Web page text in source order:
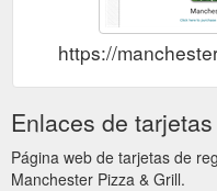
https://
Enlaces de
Página web de tarjetas de
Manchester Pizza & Grill.